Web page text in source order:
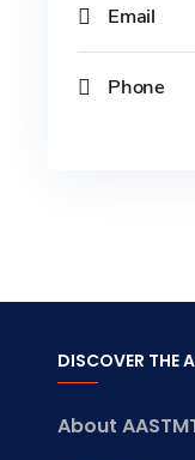
Email
Phone
DISCOVER THE
About